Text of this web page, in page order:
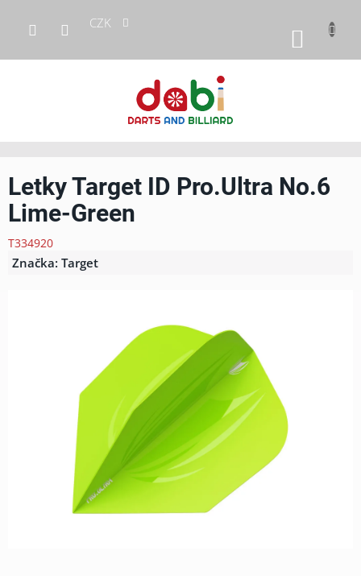
obsah
CZK
KOŠÍK
Letky Target ID Pro.Ultra No.6
Lime-Green
T334920
Značka: Target